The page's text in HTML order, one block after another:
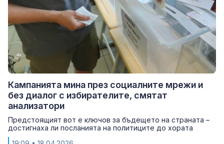
Кампанията мина през социалните мрежи и
без диалог с избирателите, смятат
анализатори
Предстоящият вот е ключов за бъдещето на страната –
достигнаха ли посланията на политиците до хората